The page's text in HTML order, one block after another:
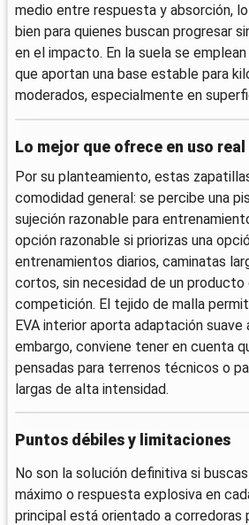
medio entre respuesta y absorción,
bien para quienes buscan progresar
en el impacto. En la suela se
que aportan una base estable para
moderados, especialmente en
Lo mejor que ofrece en uso real
Por su planteamiento, estas
comodidad general: se percibe una
sujeción razonable para
opción razonable si priorizas una
entrenamientos diarios, caminatas
cortos, sin necesidad de un producto
competición. El tejido de malla
EVA interior aporta adaptación suave
embargo, conviene tener en cuenta
pensadas para terrenos técnicos o
largas de alta intensidad.
Puntos débiles y limitaciones
No son la solución definitiva si
máximo o respuesta explosiva en
principal está orientado a corredoras